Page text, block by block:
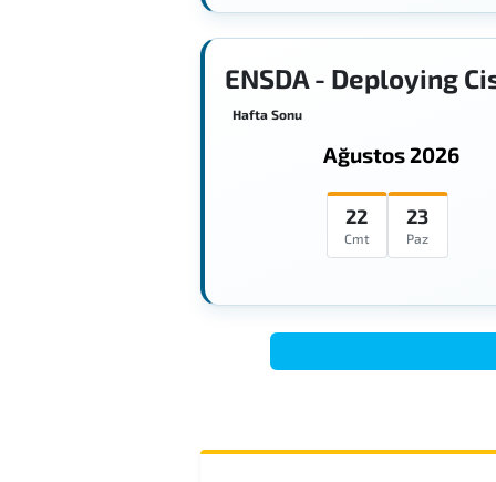
ENSDA - Deploying
Hafta Sonu
Ağustos 2026
22
Cmt
23
Paz